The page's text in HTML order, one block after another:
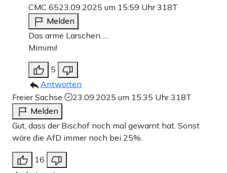
CMC 6523.09.2025 um 15:59 Uhr318T
Melden
Das arme Larschen…..
Mimimi!
5
Antworten
Freier Sachse
23.09.2025 um 15:35 Uhr318T
Melden
Gut, dass der Bischof noch mal gewarnt hat. Sonst
wäre die AfD immer noch bei 25%.
16